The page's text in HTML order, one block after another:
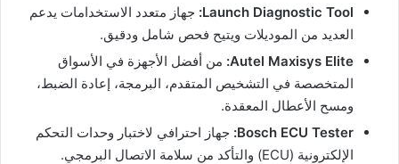
Launch Diagnostic Tool: جهاز متعدد الاستخدامات يدعم
العديد من الموديلات ويتيح فحص شامل ودقيق.
Autel Maxisys Elite: من أفضل الأجهزة في الأسواق
المتخصصة في التشخيص المتقدم، البرمجة، إعادة الضبط،
ومسح الأعطال المعقدة.
Bosch ECU Tester: جهاز احترافي لاختبار وحدات التحكم
الإلكترونية (ECU) والتأكد من سلامة الاتصال البرمجي.